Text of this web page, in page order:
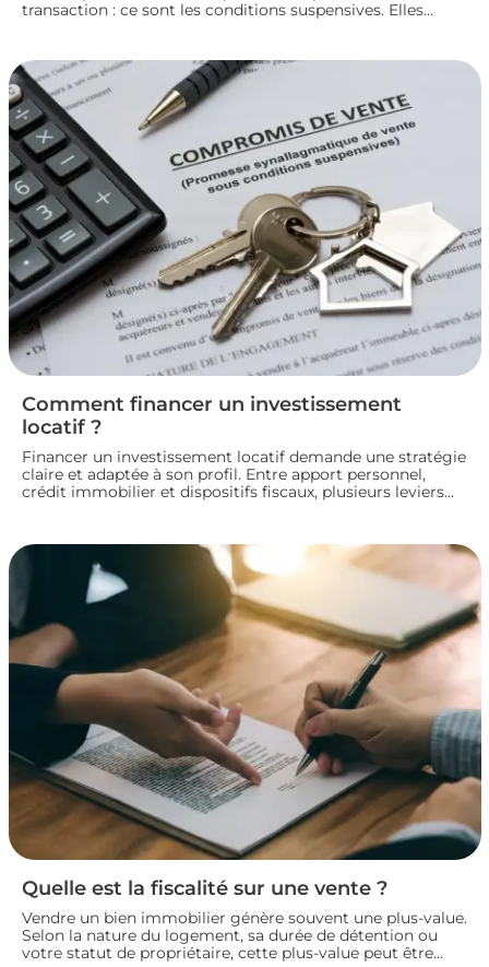
transaction : ce sont les conditions suspensives. Elles
parties jusqu’à la réalisation du projet immobilier. Nous
faisons le point sur leur fonctionnement et leur rôle dans
le bon déroulement d’une transaction immobilière.
Comment financer un investissement
locatif ?
Financer un investissement locatif demande une stratégie
claire et adaptée à son profil. Entre apport personnel,
crédit immobilier et dispositifs fiscaux, plusieurs leviers
solutions pour construire un plan de financement solide
et lancer son investissement locatif dans de bonnes
conditions.
Quelle est la fiscalité sur une vente ?
Vendre un bien immobilier génère souvent une plus-value.
Selon la nature du logement, sa durée de détention ou
votre statut de propriétaire, cette plus-value peut être